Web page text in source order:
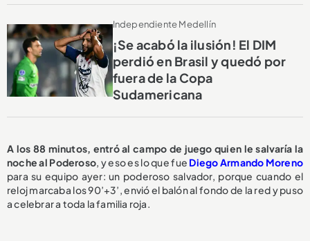
Independiente Medellín
¡Se acabó la ilusión! El DIM
perdió en Brasil y quedó por
fuera de la Copa
Sudamericana
A los 88 minutos, entró al campo de juego quien le salvaría la
noche al Poderoso, y eso es lo que fue Diego Armando Moreno
para su equipo ayer: un poderoso salvador, porque cuando el
reloj marcaba los 90’+3’, envió el balón al fondo de la red y puso
a celebrar a toda la familia roja.